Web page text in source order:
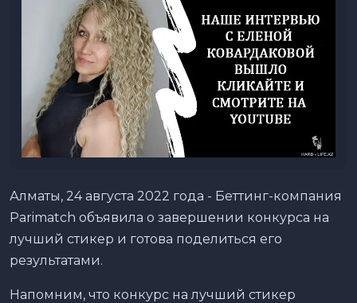
Алматы, 24 августа 2022 года - Беттинг-компания
Parimatch объявила о завершении конкурса на
лучший стикер и готова поделиться его
результатами.
Напомним, что конкурс на лучший стикер